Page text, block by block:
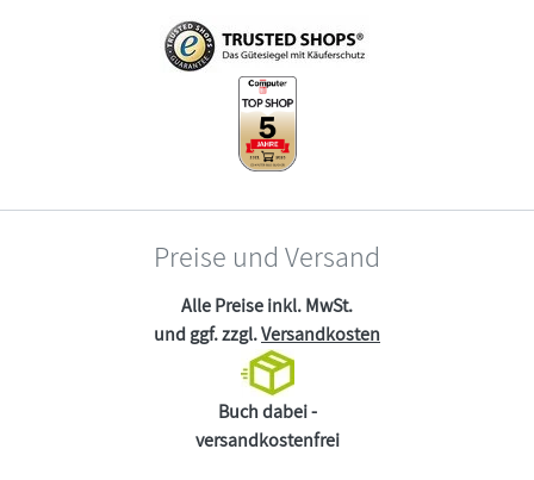
Preise und Versand
Alle Preise inkl. MwSt.
und ggf. zzgl.Versandkosten
Buch dabei -
versandkostenfrei